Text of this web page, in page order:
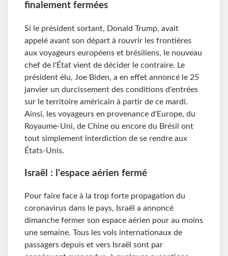
finalement fermées
Si le président sortant, Donald Trump, avait
appelé avant son départ à rouvrir les frontières
aux voyageurs européens et brésiliens, le nouveau
chef de l'État vient de décider le contraire. Le
président élu, Joe Biden, a en effet annoncé le 25
janvier un durcissement des conditions d'entrées
sur le territoire américain à partir de ce mardi.
Ainsi, les voyageurs en provenance d'Europe, du
Royaume-Uni, de Chine ou encore du Brésil ont
tout simplement interdiction de se rendre aux
États-Unis.
Israël : l'espace aérien fermé
Pour faire face à la trop forte propagation du
coronavirus dans le pays, Israël a annoncé
dimanche fermer son espace aérien pour au moins
une semaine. Tous les vols internationaux de
passagers depuis et vers Israël sont par